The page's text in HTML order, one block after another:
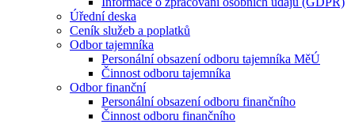
Úřední deska
Ceník služeb a poplatků
Odbor tajemníka
Personální obsazení odboru tajemníka MěÚ
Činnost odboru tajemníka
Odbor finanční
Personální obsazení odboru finančního
Činnost odboru finančního